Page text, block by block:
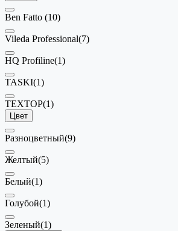
Ben Fatto (10)
Vileda Professional(7)
HQ Profiline(1)
TASKI(1)
TEXTOP(1)
Цвет
Разноцветный(9)
Желтый(5)
Белый(1)
Голубой(1)
Зеленый(1)